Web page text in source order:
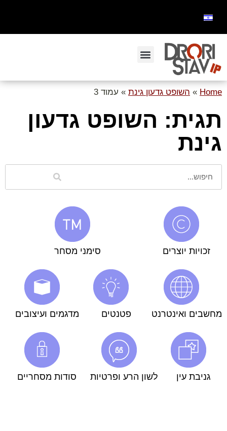
Home
» השופט גדעון גינת » עמוד 3
תגית: השופט גדעון
גינת
זכויות יוצרים סימני מסחר
מחשבים ואינטרנט פטנטים מדגמים ועיצובים
גניבת עין לשון הרע ופרטיות סודות מסחריים